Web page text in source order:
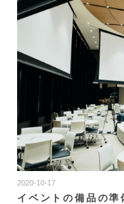
2020-10-17
イベントの備品の準